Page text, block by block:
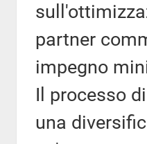
partner
impegno
Il processo
una